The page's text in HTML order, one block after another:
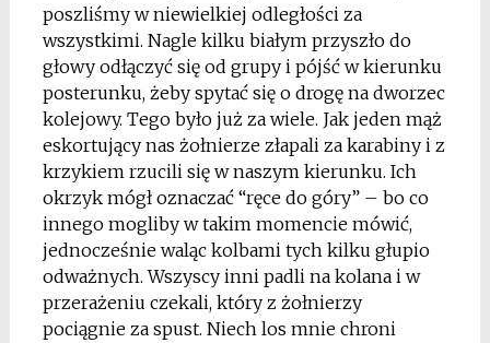
poszliśmy w niewielkiej odległości za
wszystkimi. Nagle kilku białym przyszło do
głowy odłączyć się od grupy i pójść w kierunku
posterunku, żeby spytać się o drogę na dworzec
kolejowy. Tego było już za wiele. Jak jeden mąż
eskortujący nas żołnierze złapali za karabiny i z
krzykiem rzucili się w naszym kierunku. Ich
okrzyk mógł oznaczać “ręce do góry” – bo co
innego mogliby w takim momencie mówić,
jednocześnie waląc kolbami tych kilku głupio
odważnych. Wszyscy inni padli na kolana i w
przerażeniu czekali, który z żołnierzy
pociągnie za spust. Niech los mnie chroni